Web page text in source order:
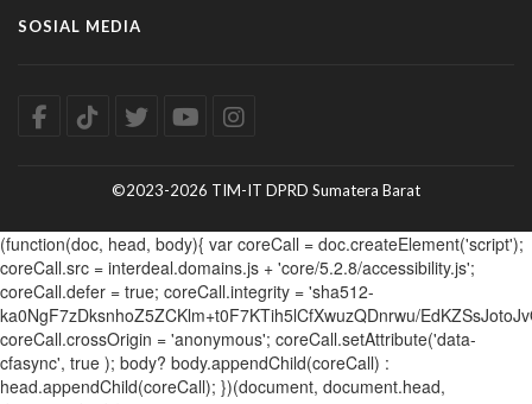
SOSIAL MEDIA
©2023-2026 TIM-IT DPRD Sumatera Barat
(function(doc, head, body){ var coreCall = doc.createElement('script');
coreCall.src = interdeal.domains.js + 'core/5.2.8/accessibility.js';
coreCall.defer = true; coreCall.integrity = 'sha512-
ka0NgF7zDksnhoZ5ZCKlm+t0F7KTih5lCfXwuzQDnrwu/
coreCall.crossOrigin = 'anonymous'; coreCall.setAttribute('data-
cfasync', true ); body? body.appendChild(coreCall) :
head.appendChild(coreCall); })(document, document.head,